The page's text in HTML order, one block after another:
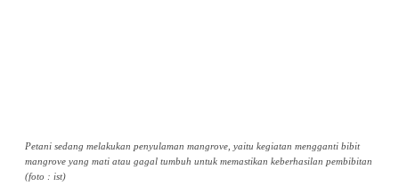
Petani sedang melakukan penyulaman mangrove, yaitu kegiatan mengganti bibit
mangrove yang mati atau gagal tumbuh untuk memastikan keberhasilan pembibitan
(foto : ist)